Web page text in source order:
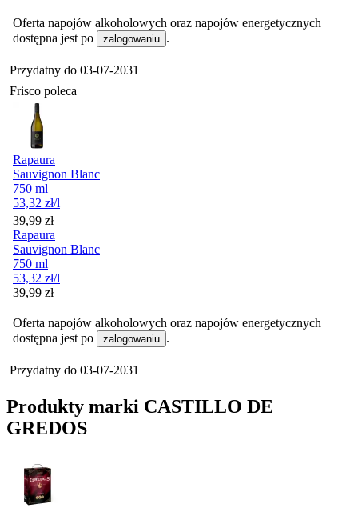
Oferta napojów alkoholowych oraz napojów energetycznych
dostępna jest po
zalogowaniu .
Przydatny do 03-07-2031
Frisco poleca
Rapaura
Sauvignon Blanc
750 ml
53,32 zł/l
Cena
39,99 zł
Rapaura
Sauvignon Blanc
750 ml
53,32 zł/l
Cena
39,99 zł
Oferta napojów alkoholowych oraz napojów energetycznych
dostępna jest po
zalogowaniu .
Przydatny do 03-07-2031
Produkty marki CASTILLO DE
GREDOS